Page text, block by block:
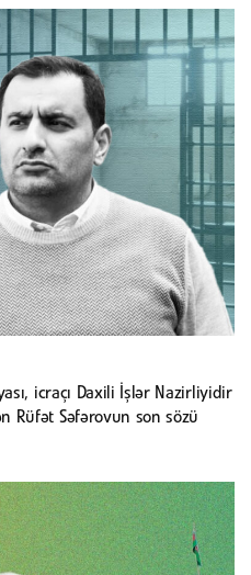
icraçı Daxili İşlər Nazirliyidir
Rüfət Səfərovun son sözü